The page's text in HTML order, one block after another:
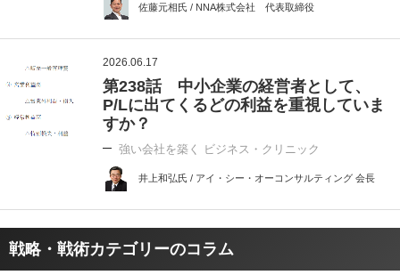
佐藤元相氏 / NNA株式会社 代表取締役
2026.06.17
第238話 中小企業の経営者として、
P/Lに出てくるどの利益を重視していま
すか？
強い会社を築く ビジネス・クリニック
井上和弘氏 / アイ・シー・オーコンサルティング 会長
戦略・戦術カテゴリーのコラム